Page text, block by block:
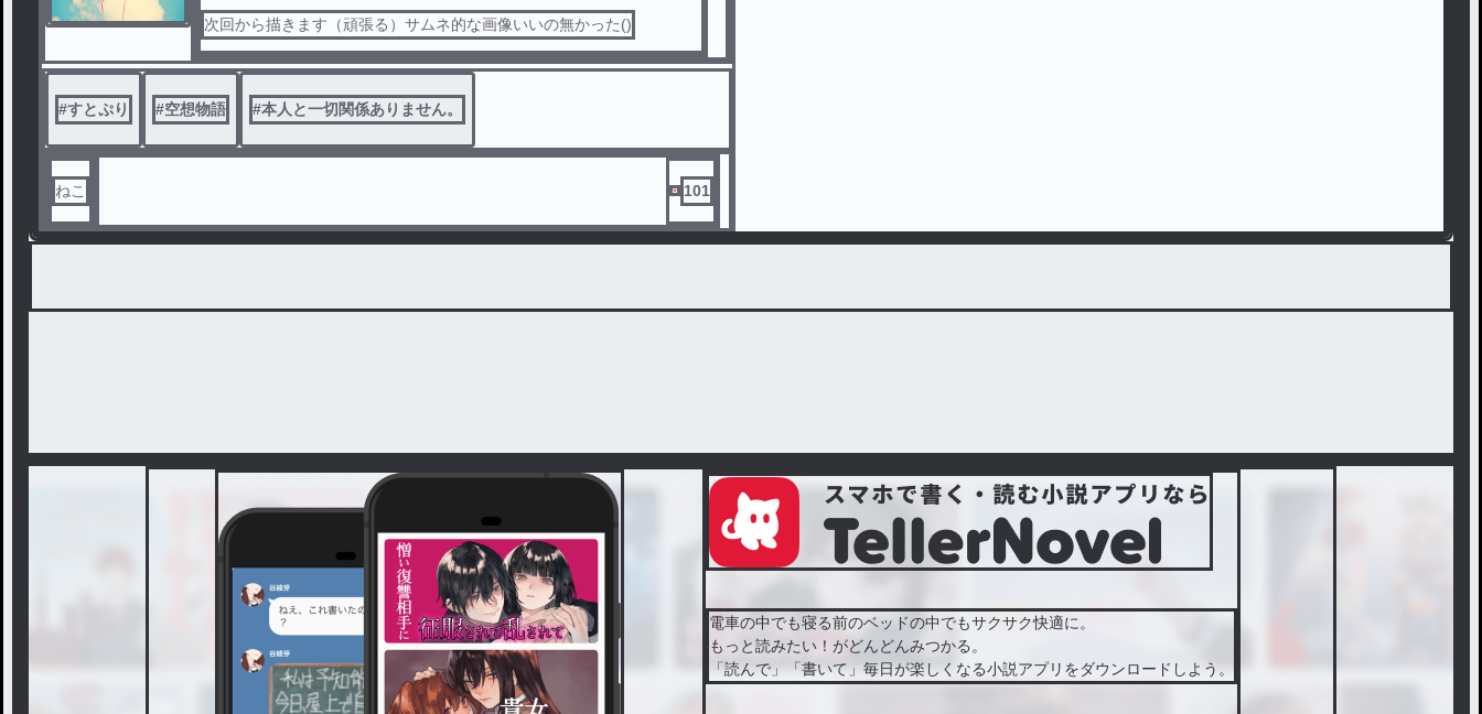
次回から描きます（頑張る）サムネ的な画像いいの無かった()
#すとぷり #空想物語 #本人と一切関係ありません。
ねこ 101
電車の中でも寝る前のベッドの中でもサクサク快適に。
もっと読みたい！がどんどんみつかる。
「読んで」「書いて」毎日が楽しくなる小説アプリをダウンロードしよう。